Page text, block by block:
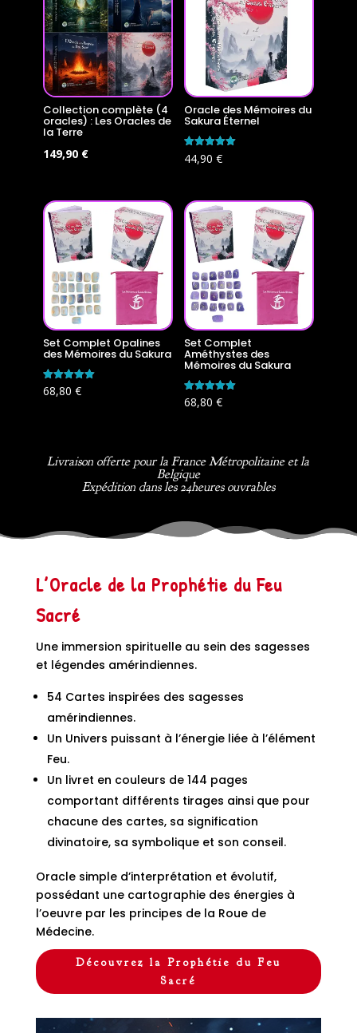
Collection complète (4
oracles) : Les Oracles de
la Terre
Le
était :
179,60 €.
149,90 €Le
est :
149,90 €.
Oracle des Mémoires du
Sakura Éternel
Note
5.00
44,90 €
Set Complet Opalines
des Mémoires du Sakura
Note
5.00
68,80 €
Set Complet
Améthystes des
Mémoires du Sakura
Note
5.00
68,80 €
Livraison offerte pour la France Métropolitaine et la
Belgique
Expédition dans les 24heures ouvrables
L’Oracle de la Prophétie du Feu
Sacré
Une immersion spirituelle au sein des sagesses
et légendes amérindiennes.
54 Cartes inspirées des sagesses
amérindiennes.
Un Univers puissant à l’énergie liée à l’élément
Feu.
Un livret en couleurs de 144 pages
comportant différents tirages ainsi que pour
chacune des cartes, sa signification
divinatoire, sa symbolique et son conseil.
Oracle simple d’interprétation et évolutif,
possédant une cartographie des énergies à
l’oeuvre par les principes de la Roue de
Médecine.
Découvrez la Prophétie du Feu
Sacré